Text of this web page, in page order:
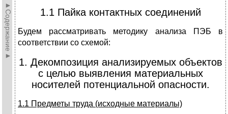
►Содержание►
1.1 Пайка контактных соединений
Будем рассматривать методику анализа ПЭБ в
соответствии со схемой:
1. Декомпозиция анализируемых объектов
с целью выявления материальных
носителей потенциальной опасности.
1.1 Предметы труда (исходные материалы)